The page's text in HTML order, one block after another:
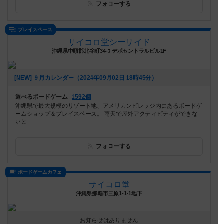
フォローする
プレイスペース
サイコロ堂シーサイド
沖縄県中頭郡北谷町34-3 デポセントラルビル1F
[NEW] ９月カレンダー（2024年09月02日 18時45分）
遊べるボードゲーム
1592個
沖縄県で最大規模のリゾート地、アメリカンビレッジ内にあるボードゲ
ームショップ＆プレイスペース。 雨天で屋外アクティビティができな
いと...
フォローする
ボードゲームカフェ
サイコロ堂
沖縄県那覇市三原1-1-1地下
お知らせはありません